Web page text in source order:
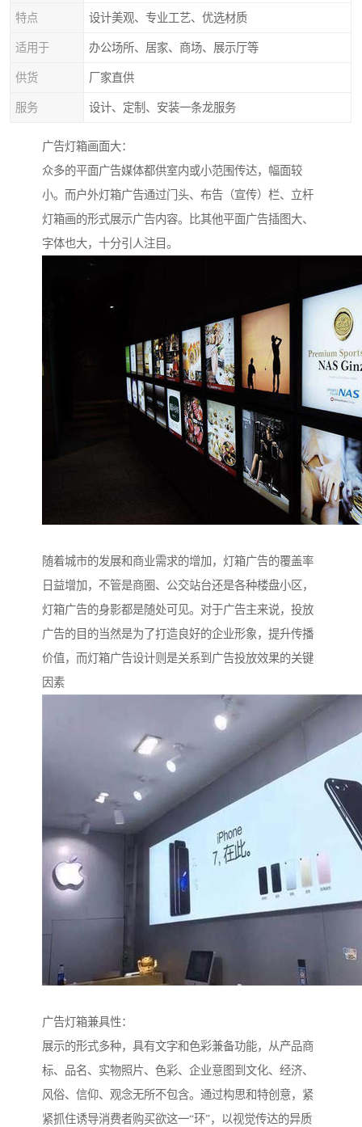
特点 设计美观、专业工艺、优选材质
适用于 办公场所、居家、商场、展示厅等
供货 厂家直供
服务 设计、定制、安装一条龙服务
广告灯箱画面大：
众多的平面广告媒体都供室内或小范围传达，幅面较
小。而户外灯箱广告通过门头、布告（宣传）栏、立杆
灯箱画的形式展示广告内容。比其他平面广告插图大、
字体也大，十分引人注目。
随着城市的发展和商业需求的增加，灯箱广告的覆盖率
日益增加，不管是商圈、公交站台还是各种楼盘小区，
灯箱广告的身影都是随处可见。对于广告主来说，投放
广告的目的当然是为了打造良好的企业形象，提升传播
价值，而灯箱广告设计则是关系到广告投放效果的关键
因素
广告灯箱兼具性：
展示的形式多种，具有文字和色彩兼备功能，从产品商
标、品名、实物照片、色彩、企业意图到文化、经济、
风俗、信仰、观念无所不包含。通过构思和特创意，紧
紧抓住诱导消费者购买欲这一“环”，以视觉传达的异质